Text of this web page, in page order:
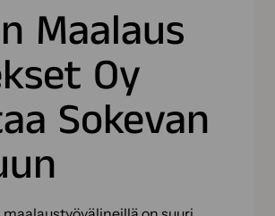
Maalaus
Oy
Sokevan